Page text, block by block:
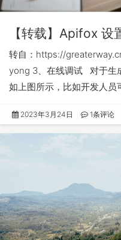
【转载】Apifox
转自：https://
yong 3、在线调试 对于生
如上图所示，比如开发人
2023年3月24日 1条评论